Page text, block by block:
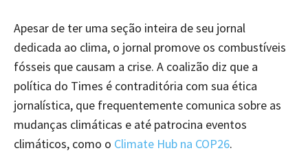
Apesar de ter uma seção inteira de seu jornal
dedicada ao clima, o jornal promove os combustíveis
fósseis que causam a crise. A coalizão diz que a
política do Times é contraditória com sua ética
jornalística, que frequentemente comunica sobre as
mudanças climáticas e até patrocina eventos
climáticos, como o Climate Hub na COP26.